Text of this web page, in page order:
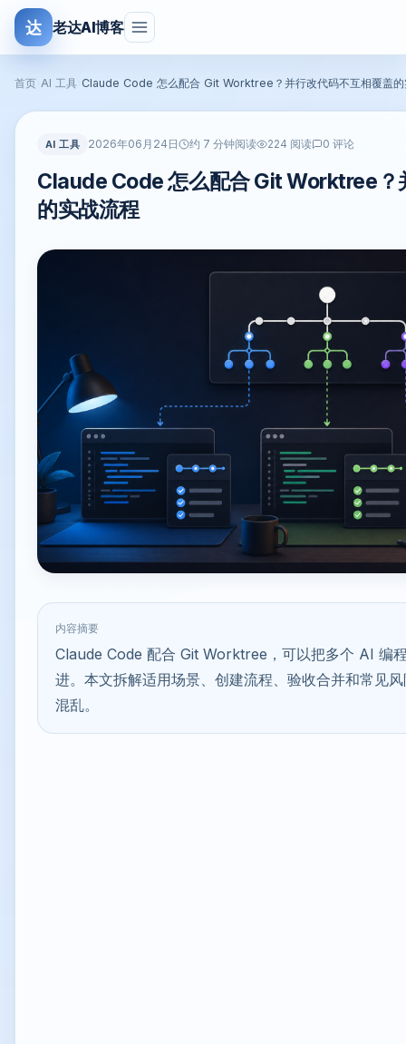
达 老达AI博客
首页 AI 工具 Claude Code 怎么配合 Git Worktree？并行改代码不互相覆盖的
AI 工具 2026年06月24日 约 7 分钟阅读 224 阅读 0 评论
Claude Code 怎么配合 Git Worktree？
的实战流程
内容摘要
Claude Code 配合 Git Worktree，可以把多个 AI 编
进。本文拆解适用场景、创建流程、验收合并和常见
混乱。